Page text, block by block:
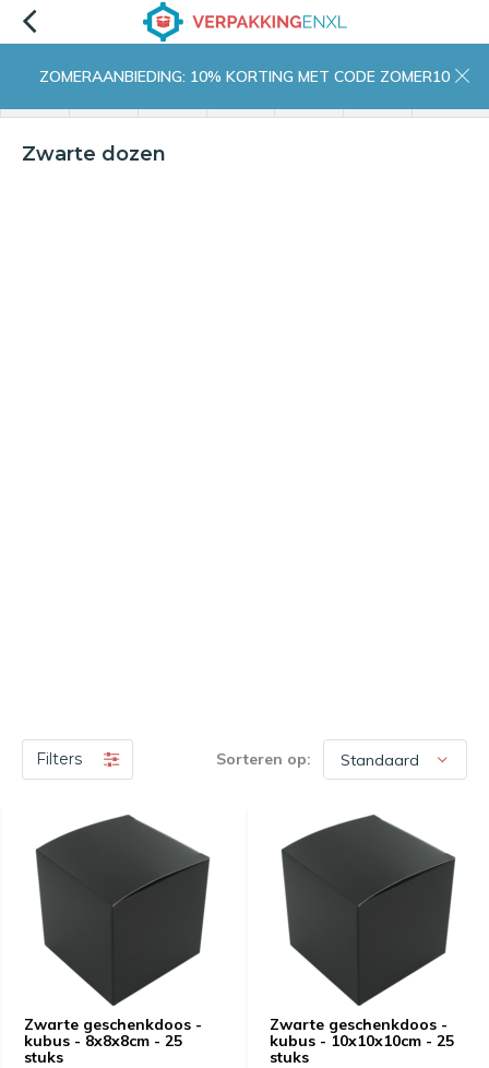
ZOMERAANBIEDING: 10% KORTING MET CODE ZOMER10
Zwarte dozen
Filters Sorteren op:
Zwarte geschenkdoos -
kubus - 8x8x8cm - 25
stuks
Zwarte geschenkdoos -
kubus - 10x10x10cm - 25
stuks